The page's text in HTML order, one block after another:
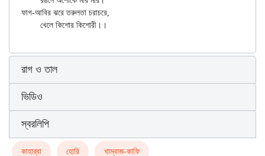
ফাগ-আবির ঝরে তরুলতা চরাচরে,
রাগ ও তাল
ভিডিও
স্বরলিপি
কাহার্‌বা হোরি খাম্বাজ-কাফি